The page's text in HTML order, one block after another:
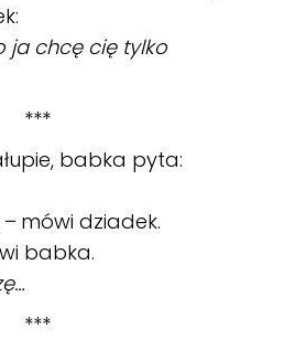
ja chcę cię tylko
***
babka pyta:
mówi dziadek.
babka.
***